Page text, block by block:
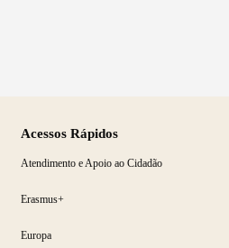
Acessos Rápidos
Atendimento e Apoio ao Cidadão
Erasmus+
Europa